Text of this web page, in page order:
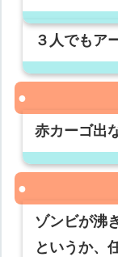
３人でもア
赤カーゴ出
ゾンビが沸
というか、